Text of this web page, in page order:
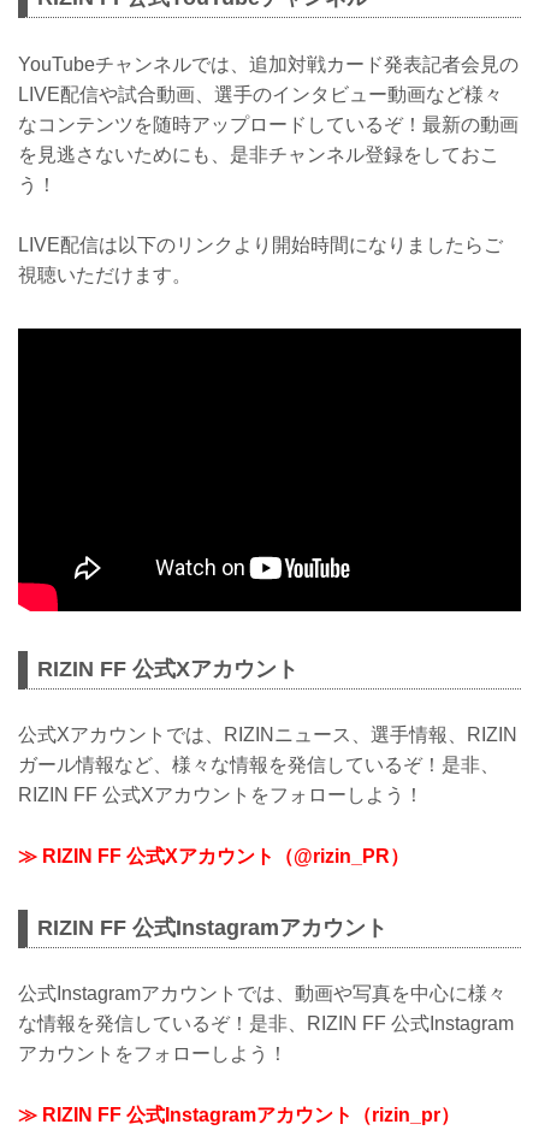
YouTubeチャンネルでは、追加対戦カード発表記者会見の
LIVE配信や試合動画、選手のインタビュー動画など様々
なコンテンツを随時アップロードしているぞ！最新の動画
を見逃さないためにも、是非チャンネル登録をしておこ
う！
LIVE配信は以下のリンクより開始時間になりましたらご
視聴いただけます。
RIZIN FF 公式Xアカウント
公式Xアカウントでは、RIZINニュース、選手情報、RIZIN
ガール情報など、様々な情報を発信しているぞ！是非、
RIZIN FF 公式Xアカウントをフォローしよう！
≫ RIZIN FF 公式Xアカウント（@rizin_PR）
RIZIN FF 公式Instagramアカウント
公式Instagramアカウントでは、動画や写真を中心に様々
な情報を発信しているぞ！是非、RIZIN FF 公式Instagram
アカウントをフォローしよう！
≫ RIZIN FF 公式Instagramアカウント（rizin_pr）